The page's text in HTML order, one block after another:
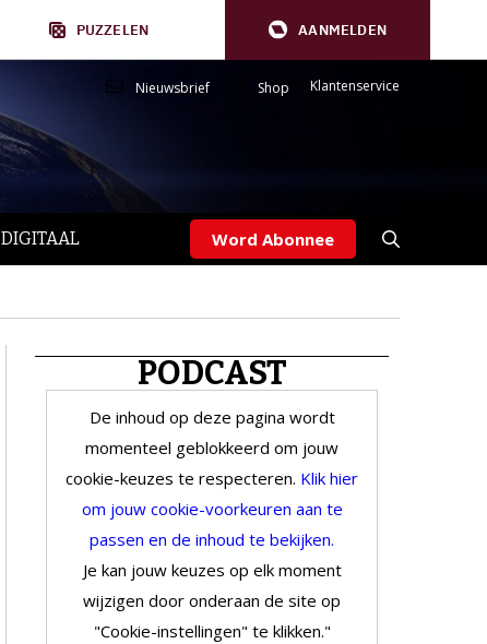
PUZZELEN AANMELDEN
Nieuwsbrief Shop Klantenservice
DIGITAAL Word Abonnee
PODCAST
De inhoud op deze pagina wordt
momenteel geblokkeerd om jouw
cookie-keuzes te respecteren. Klik hier
om jouw cookie-voorkeuren aan te
passen en de inhoud te bekijken.
Je kan jouw keuzes op elk moment
wijzigen door onderaan de site op
"Cookie-instellingen" te klikken."